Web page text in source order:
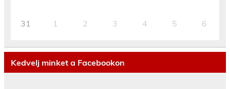
31 1 2 3 4 5 6
Kedvelj minket a Facebookon